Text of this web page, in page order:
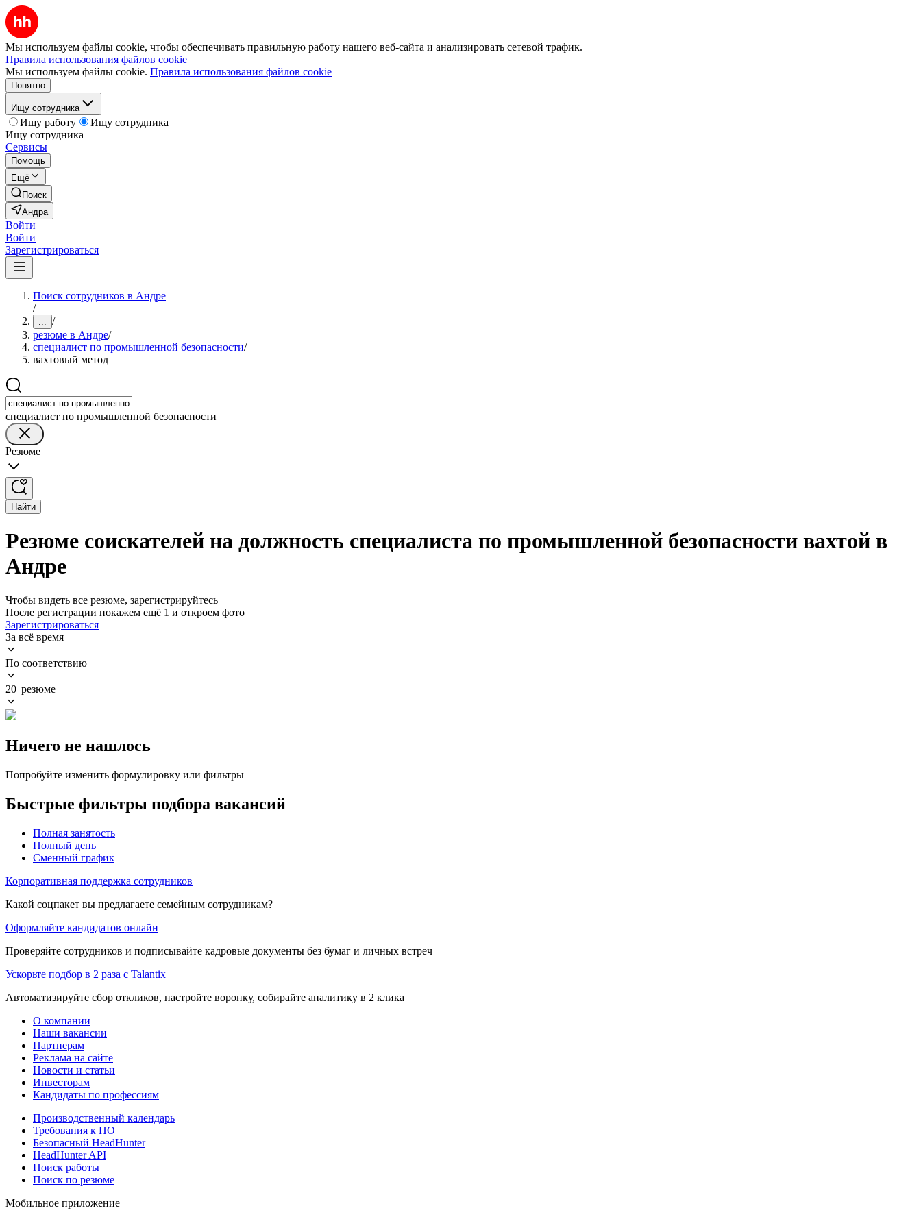
Мы используем файлы cookie, чтобы обеспечивать правильную работу нашего веб-сайта и анализировать сетевой трафик.
Правила использования файлов cookie
Мы используем файлы cookie. Правила использования файлов cookie
Понятно
Ищу сотрудника
Ищу работу
Ищу сотрудника
Ищу сотрудника
Сервисы
Помощь
Ещё
Поиск
Андра
Войти
Войти
Зарегистрироваться
Поиск сотрудников в Андре
/
... /
резюме в Андре/
специалист по промышленной безопасности/
вахтовый метод
специалист по промышленной безопасности
Резюме
Найти
Резюме соискателей на должность специалиста по промышленной безопасности вахтой в
Андре
Чтобы видеть все резюме, зарегистрируйтесь
После регистрации покажем ещё 1 и откроем фото
Зарегистрироваться
За всё время
По соответствию
20 резюме
Ничего не нашлось
Попробуйте изменить формулировку или фильтры
Быстрые фильтры подбора вакансий
Полная занятость
Полный день
Сменный график
Корпоративная поддержка сотрудников
Какой соцпакет вы предлагаете семейным сотрудникам?
Оформляйте кандидатов онлайн
Проверяйте сотрудников и подписывайте кадровые документы без бумаг и личных встреч
Ускорьте подбор в 2 раза с Talantix
Автоматизируйте сбор откликов, настройте воронку, собирайте аналитику в 2 клика
О компании
Наши вакансии
Партнерам
Реклама на сайте
Новости и статьи
Инвесторам
Кандидаты по профессиям
Производственный календарь
Требования к ПО
Безопасный HeadHunter
HeadHunter API
Поиск работы
Поиск по резюме
Мобильное приложение